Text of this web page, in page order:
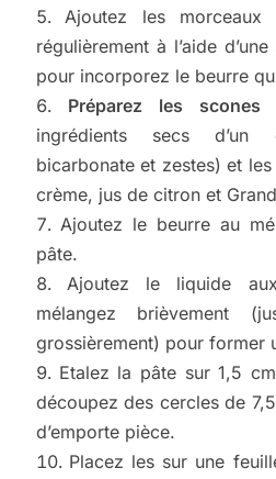
Ajoutez les
régulièrement à l’aide
pour incorporez le beurre
Préparez les
ingrédients secs d’un
bicarbonate et zestes) et
crème, jus de citron et
Ajoutez le beurre au
pâte.
Ajoutez le liquide
mélangez brièvement
grossièrement) pour former
Etalez la pâte sur 1,5
découpez des cercles de
d’emporte pièce.
Placez les sur une